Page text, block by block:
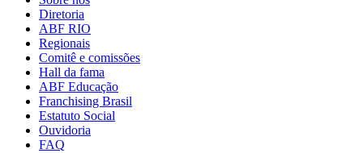
Diretoria
ABF RIO
Regionais
Comitê e comissões
Hall da fama
ABF Educação
Franchising Brasil
Estatuto Social
Ouvidoria
FAQ